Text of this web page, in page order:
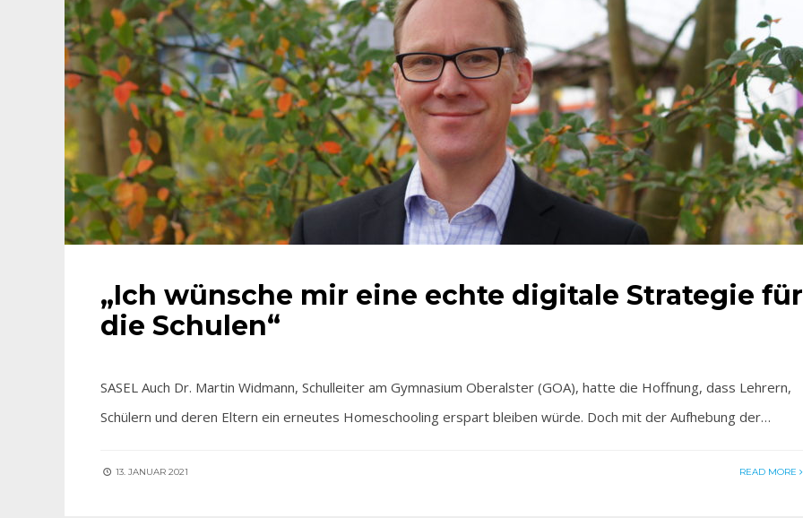
„Ich wünsche mir eine echte digitale Strategie für
die Schulen“
SASEL Auch Dr. Martin Widmann, Schulleiter am Gymnasium Oberalster (GOA), hatte die Hoffnung, dass Lehrern,
Schülern und deren Eltern ein erneutes Homeschooling erspart bleiben würde. Doch mit der Aufhebung der…
13. JANUAR 2021 READ MORE